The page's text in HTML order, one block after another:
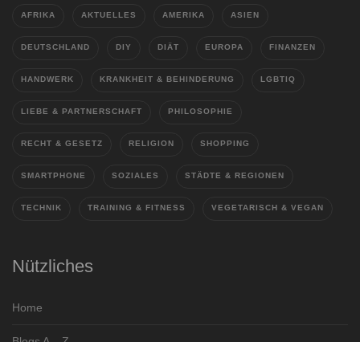
AFRIKA AKTUELLES AMERIKA ASIEN
DEUTSCHLAND DIY DIÄT EUROPA FINANZEN
HANDWERK KRANKHEIT & BEHINDERUNG LGBTIQ
LIEBE & PARTNERSCHAFT PHILOSOPHIE
RECHT & GESETZ RELIGION SHOPPING
SMARTPHONE SOZIALES STÄDTE & REGIONEN
TECHNIK TRAINING & FITNESS VEGETARISCH & VEGAN
Nützliches
Home